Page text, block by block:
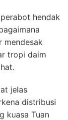
hendak
mendesak
tropi daim
jelas
distribusi
kuasa Tuan